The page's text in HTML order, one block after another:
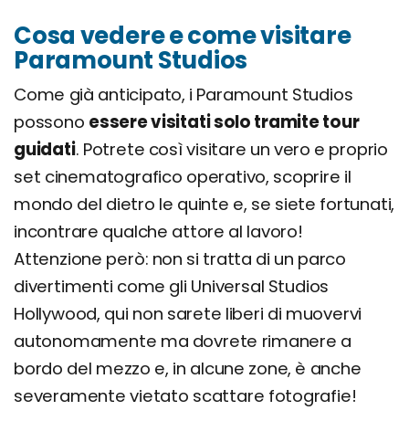
Cosa vedere e come visitare
Paramount Studios
Come già anticipato, i Paramount Studios
possono essere visitati solo tramite tour
guidati. Potrete così visitare un vero e proprio
set cinematografico operativo, scoprire il
mondo del dietro le quinte e, se siete fortunati,
incontrare qualche attore al lavoro!
Attenzione però: non si tratta di un parco
divertimenti come gli Universal Studios
Hollywood, qui non sarete liberi di muovervi
autonomamente ma dovrete rimanere a
bordo del mezzo e, in alcune zone, è anche
severamente vietato scattare fotografie!